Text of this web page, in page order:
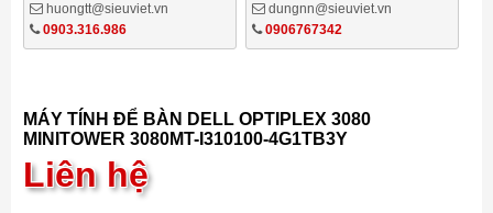
huongtt@sieuviet.vn
0903.316.986
dungnn@sieuviet.vn
0906767342
MÁY TÍNH ĐỂ BÀN DELL OPTIPLEX 3080
MINITOWER 3080MT-I310100-4G1TB3Y
Liên hệ